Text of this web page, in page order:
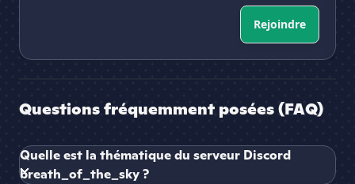
Rejoindre
Questions fréquemment posées (FAQ)
Quelle est la thématique du serveur Discord
breath_of_the_sky ?